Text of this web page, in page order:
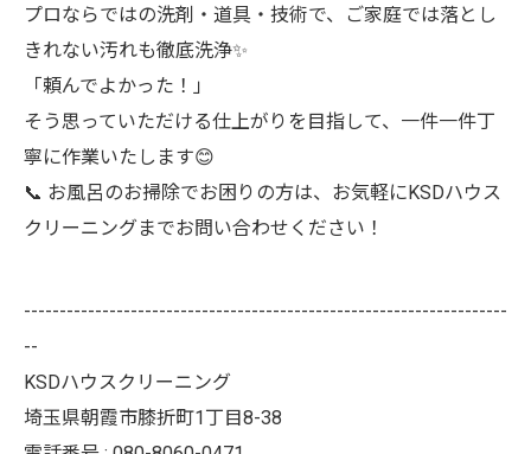
プロならではの洗剤・道具・技術で、ご家庭では落とし
きれない汚れも徹底洗浄✨
「頼んでよかった！」
そう思っていただける仕上がりを目指して、一件一件丁
寧に作業いたします😊
📞 お風呂のお掃除でお困りの方は、お気軽にKSDハウス
クリーニングまでお問い合わせください！
--------------------------------------------------------------------
--
KSDハウスクリーニング
埼玉県朝霞市膝折町1丁目8-38